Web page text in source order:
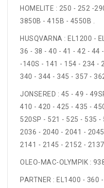
HOMELITE : 250 - 252 -
3850B - 415B - 4550B .
HUSQVARNA : EL1200 -
36 - 38 - 40 - 41 - 42 - 44
-140S - 141 - 154 - 234 -
340 - 344 - 345 - 357 -
JONSERED : 45 - 49 -
410 - 420 - 425 - 435 -
520SP - 521 - 525 - 535
2036 - 2040 - 2041 -
2141 - 2145 - 2152 - 2137
OLEO-MAC-OLYMPIK :
PARTNER : EL1400 -